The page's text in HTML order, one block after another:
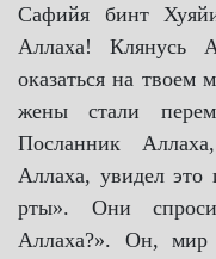
Сафийя бинт
Аллаха! Клянусь
оказаться на твоем
жены стали
Посланник
Аллаха, увидел это
рты». Они
Аллаха?». Он, мир